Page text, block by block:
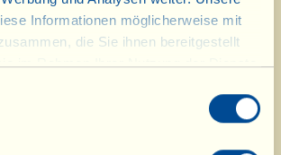
Informationen möglicherweise mit
die Sie ihnen bereitgestellt
im Rahmen Ihrer Nutzung der Dienste
es zu den Mai-Rezepten.